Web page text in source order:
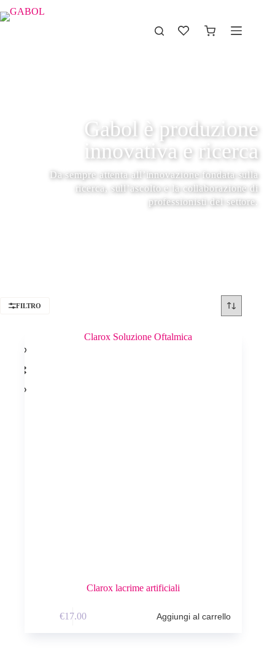
Gabol è produzione
innovativa e ricerca
Da sempre attenta all’innovazione fondata sulla
ricerca, sull’ascolto e la collaborazione di
professionisti del settore.
FILTRO
Clarox lacrime artificiali
€17.00 Aggiungi al carrello